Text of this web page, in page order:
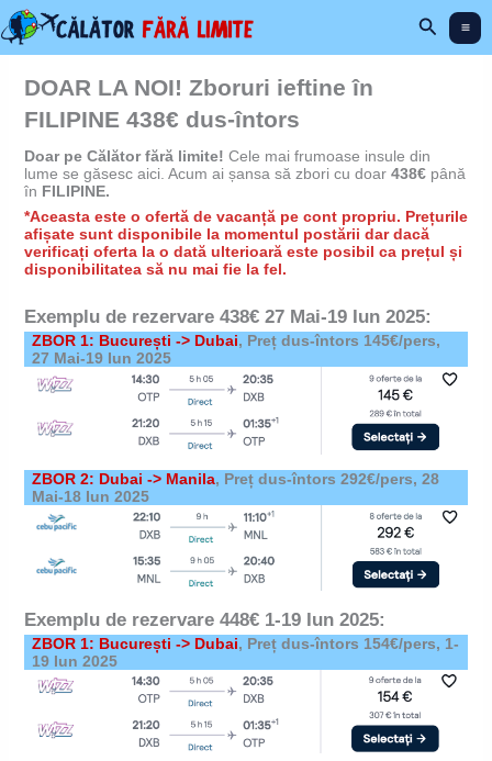
Skip
to
content
Search
DOAR LA NOI! Zboruri ieftine în
FILIPINE 438€ dus-întors
Doar pe Călător fără limite! Cele mai frumoase insule din
lume se găsesc aici. Acum ai șansa să zbori cu doar 438€până
în FILIPINE.
*Aceasta este o ofertă de vacanță pe cont propriu. Prețurile
afișate sunt disponibile la momentul postării dar dacă
verificați oferta la o dată ulterioară este posibil ca prețul și
disponibilitatea să nu mai fie la fel.
Exemplu de rezervare 438€ 27 Mai-19 Iun 2025:
ZBOR 1: București -> Dubai, Preț dus-întors 145€/pers,
27 Mai-19 Iun 2025
ZBOR 2: Dubai -> Manila, Preț dus-întors 292€/pers, 28
Mai-18 Iun 2025
Exemplu de rezervare 448€ 1-19 Iun 2025:
ZBOR 1: București -> Dubai, Preț dus-întors 154€/pers, 1-
19 Iun 2025